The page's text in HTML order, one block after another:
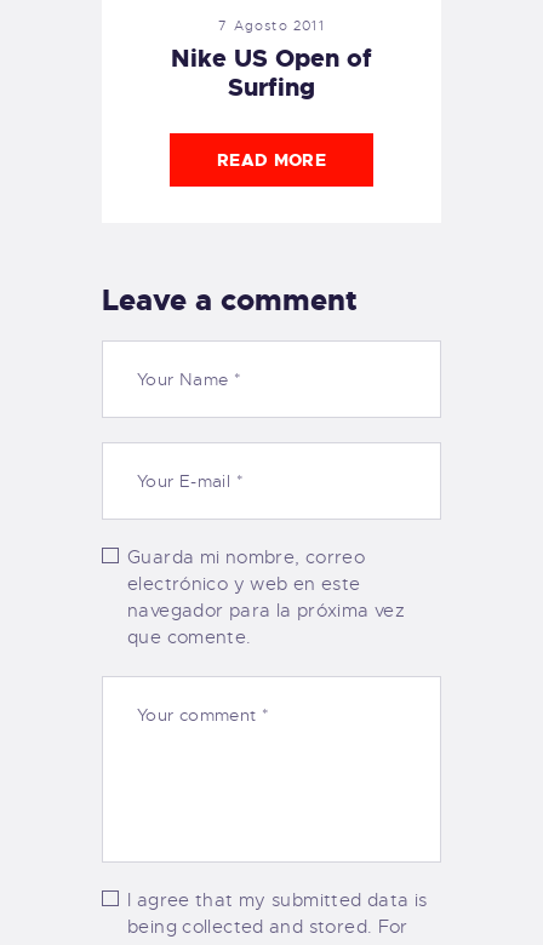
7 Agosto 2011
Nike US Open of
Surfing
READ MORE
Leave a comment
Guarda mi nombre, correo
electrónico y web en este
navegador para la próxima vez
que comente.
I agree that my submitted data is
being collected and stored. For